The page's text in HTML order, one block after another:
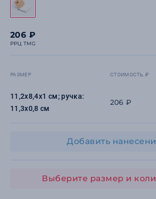
206 ₽
РРЦ TMG
РАЗМЕР СТОИМОСТЬ, ₽
11,2x8,4x1 см; ручка:
11,3х0,8 см
206 ₽
Добавить
Выберите размер и